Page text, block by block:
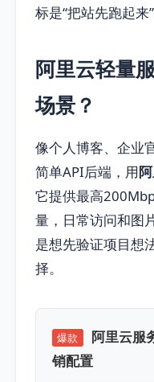
标是“把站先跑起来
阿里云轻量
场景？
像个人博客、企业
简单API后端，用
它提供最高
量，日常访问和图
是想先验证项目想
择。
爆款
阿里云服
销配置